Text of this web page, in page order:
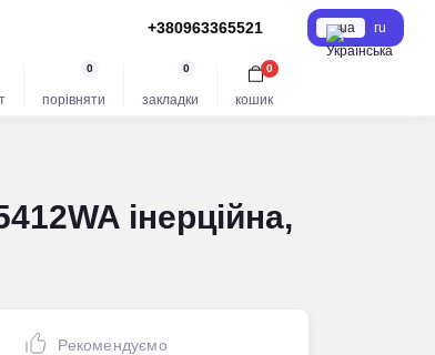
+380963365521 ua ru
порівняти
0
закладки
0
кошик
0
інерційна,
Рекомендуємо